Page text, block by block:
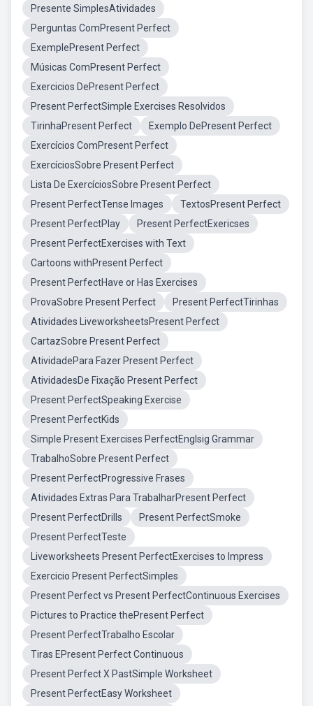
Presente SimplesAtividades
Perguntas ComPresent Perfect
ExemplePresent Perfect
Músicas ComPresent Perfect
Exercicios DePresent Perfect
Present PerfectSimple Exercises Resolvidos
TirinhaPresent Perfect
Exemplo DePresent Perfect
Exercícios ComPresent Perfect
ExercíciosSobre Present Perfect
Lista De ExercíciosSobre Present Perfect
Present PerfectTense Images
TextosPresent Perfect
Present PerfectPlay
Present PerfectExericses
Present PerfectExercises with Text
Cartoons withPresent Perfect
Present PerfectHave or Has Exercises
ProvaSobre Present Perfect
Present PerfectTirinhas
Atividades LiveworksheetsPresent Perfect
CartazSobre Present Perfect
AtividadePara Fazer Present Perfect
AtividadesDe Fixação Present Perfect
Present PerfectSpeaking Exercise
Present PerfectKids
Simple Present Exercises PerfectEnglsig Grammar
TrabalhoSobre Present Perfect
Present PerfectProgressive Frases
Atividades Extras Para TrabalharPresent Perfect
Present PerfectDrills
Present PerfectSmoke
Present PerfectTeste
Liveworksheets Present PerfectExercises to Impress
Exercicio Present PerfectSimples
Present Perfect vs Present PerfectContinuous Exercises
Pictures to Practice thePresent Perfect
Present PerfectTrabalho Escolar
Tiras EPresent Perfect Continuous
Present Perfect X PastSimple Worksheet
Present PerfectEasy Worksheet